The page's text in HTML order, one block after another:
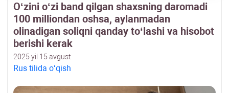
Oʻzini oʻzi band qilgan shaхsning daromadi
100 milliondan oshsa, aylanmadan
olinadigan soliqni qanday toʻlashi va hisobot
berishi kerak
2025 yil 15 avgust
Rus tilida oʻqish